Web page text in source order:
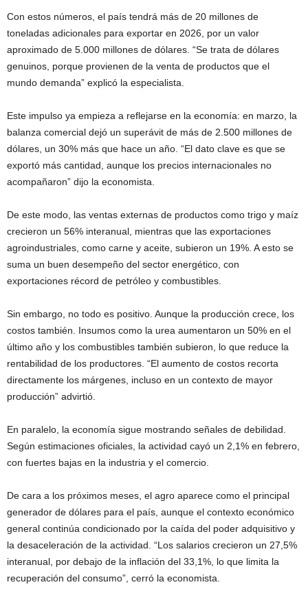
Con estos números, el país tendrá más de 20 millones de
toneladas adicionales para exportar en 2026, por un valor
aproximado de 5.000 millones de dólares. “Se trata de dólares
genuinos, porque provienen de la venta de productos que el
mundo demanda” explicó la especialista.
Este impulso ya empieza a reflejarse en la economía: en marzo, la
balanza comercial dejó un superávit de más de 2.500 millones de
dólares, un 30% más que hace un año. “El dato clave es que se
exportó más cantidad, aunque los precios internacionales no
acompañaron” dijo la economista.
De este modo, las ventas externas de productos como trigo y maíz
crecieron un 56% interanual, mientras que las exportaciones
agroindustriales, como carne y aceite, subieron un 19%. A esto se
suma un buen desempeño del sector energético, con
exportaciones récord de petróleo y combustibles.
Sin embargo, no todo es positivo. Aunque la producción crece, los
costos también. Insumos como la urea aumentaron un 50% en el
último año y los combustibles también subieron, lo que reduce la
rentabilidad de los productores. “El aumento de costos recorta
directamente los márgenes, incluso en un contexto de mayor
producción” advirtió.
En paralelo, la economía sigue mostrando señales de debilidad.
Según estimaciones oficiales, la actividad cayó un 2,1% en febrero,
con fuertes bajas en la industria y el comercio.
De cara a los próximos meses, el agro aparece como el principal
generador de dólares para el país, aunque el contexto económico
general continúa condicionado por la caída del poder adquisitivo y
la desaceleración de la actividad. “Los salarios crecieron un 27,5%
interanual, por debajo de la inflación del 33,1%, lo que limita la
recuperación del consumo”, cerró la economista.